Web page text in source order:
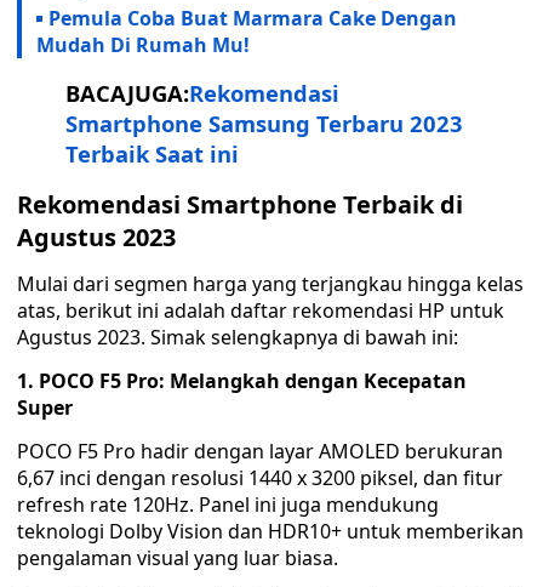
Pemula Coba Buat Marmara Cake Dengan
Mudah Di Rumah Mu!
BACAJUGA:Rekomendasi
Smartphone Samsung Terbaru 2023
Terbaik Saat ini
Rekomendasi Smartphone Terbaik di
Agustus 2023
Mulai dari segmen harga yang terjangkau hingga kelas
atas, berikut ini adalah daftar rekomendasi HP untuk
Agustus 2023. Simak selengkapnya di bawah ini:
1. POCO F5 Pro: Melangkah dengan Kecepatan
Super
POCO F5 Pro hadir dengan layar AMOLED berukuran
6,67 inci dengan resolusi 1440 x 3200 piksel, dan fitur
refresh rate 120Hz. Panel ini juga mendukung
teknologi Dolby Vision dan HDR10+ untuk memberikan
pengalaman visual yang luar biasa.